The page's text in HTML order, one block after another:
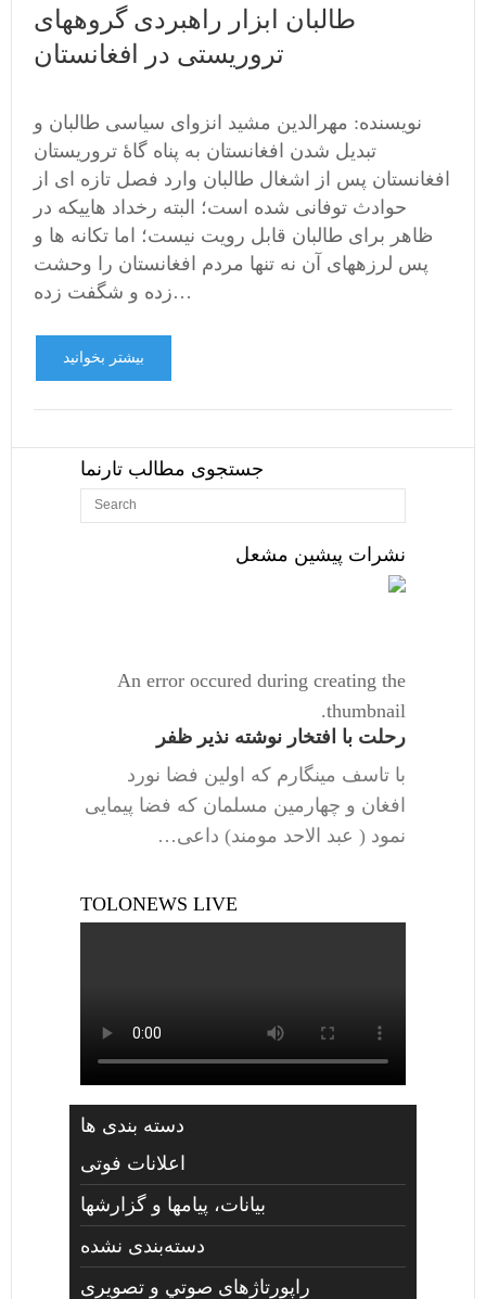
طالبان ابزار راهبردی گروههای
تروریستی در افغانستان
نویسنده: مهرالدین مشید انزوای سیاسی طالبان و
تبدیل شدن افغانستان به پناه گاۀ تروریستان
افغانستان پس از اشغال طالبان وارد فصل تازه ای از
حوادث توفانی شده است؛ البته رخداد هاییکه در
ظاهر برای طالبان قابل رویت نیست؛ اما تکانه ها و
پس لرزههای آن نه تنها مردم افغانستان را وحشت
زده و شگفت زده…
بیشتر بخوانید
جستجوی مطالب تارنما
نشرات پیشین مشعل
An error occured during creating the
thumbnail.
رحلت با افتخار نوشته نذیر ظفر
با تاسف مینگارم که اولین فضا نورد
افغان و چهارمین مسلمان که فضا پیمایی
نمود ( عبد الاحد مومند) داعی…
TOLONEWS LIVE
دسته بندی ها
اعلانات فوتی
بیانات، پیامها و گزارشها
دسته‌بندی نشده
راپورتاژهای صوتي و تصويری